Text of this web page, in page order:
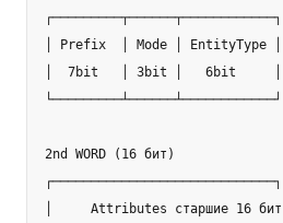
┌─────────┬──────┬────────────┐
│ Prefix  │ Mode │ EntityType │
│  7bit   │ 3bit │   6bit     │
└─────────┴──────┴────────────┘
2nd WORD (16 бит)
┌─────────────────────────────┐
│     Attributes старшие 16 бит│